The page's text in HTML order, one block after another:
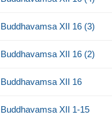
Buddhavamsa XII 16 (3)
Buddhavamsa XII 16 (2)
Buddhavamsa XII 16
Buddhavamsa XII 1-15